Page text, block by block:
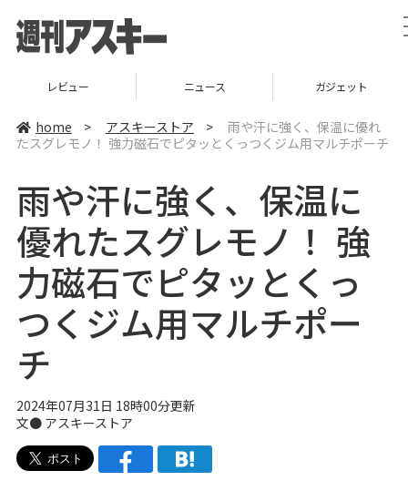
レビュー ニュース ガジェット
home > アスキーストア >
雨や汗に強く、保温に優れ
たスグレモノ！ 強力磁石でピタッとくっつくジム用マルチポーチ
雨や汗に強く、保温に
優れたスグレモノ！ 強
力磁石でピタッとくっ
つくジム用マルチポー
チ
2024年07月31日 18時00分更新
文● アスキーストア